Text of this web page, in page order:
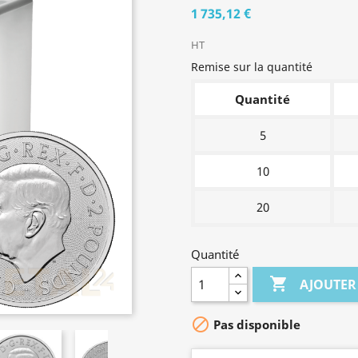
1 735,12 €
HT
Remise sur la quantité
Quantité
5
10
20
Quantité

 Pas disponible